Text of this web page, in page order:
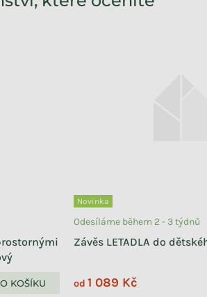
KOŠÍKU
Novinka
Závěs LETADLA do
Odesíláme během 2 - 3 týdnů
od 1 089 Kč